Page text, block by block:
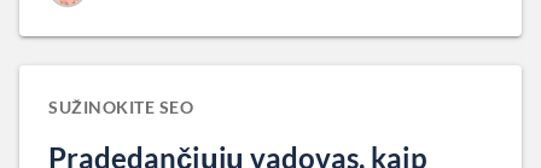
SUŽINOKITE SEO
Pradedančiųjų vadovas, kaip